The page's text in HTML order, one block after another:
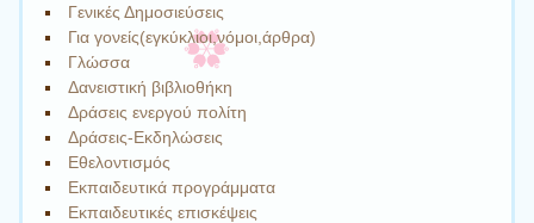
Γενικές Δημοσιεύσεις
Για γονείς(εγκύκλιοι,νόμοι,άρθρα)
Γλώσσα
Δανειστική βιβλιοθήκη
Δράσεις ενεργού πολίτη
Δράσεις-Εκδηλώσεις
Εθελοντισμός
Εκπαιδευτικά προγράμματα
Εκπαιδευτικές επισκέψεις